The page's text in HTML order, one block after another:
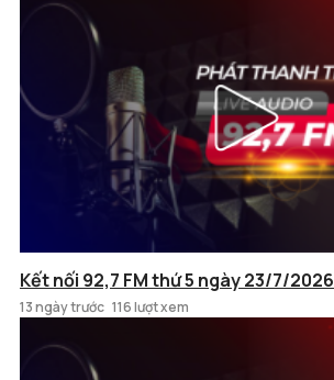
Kết nối 92,7 FM thứ 5 ngày 23/7/2026
13 ngày trước 116 lượt xem